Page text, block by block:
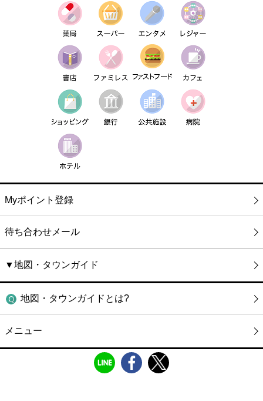
Myポイント登録
待ち合わせメール
▼地図・タウンガイド
地図・タウンガイドとは?
メニュー